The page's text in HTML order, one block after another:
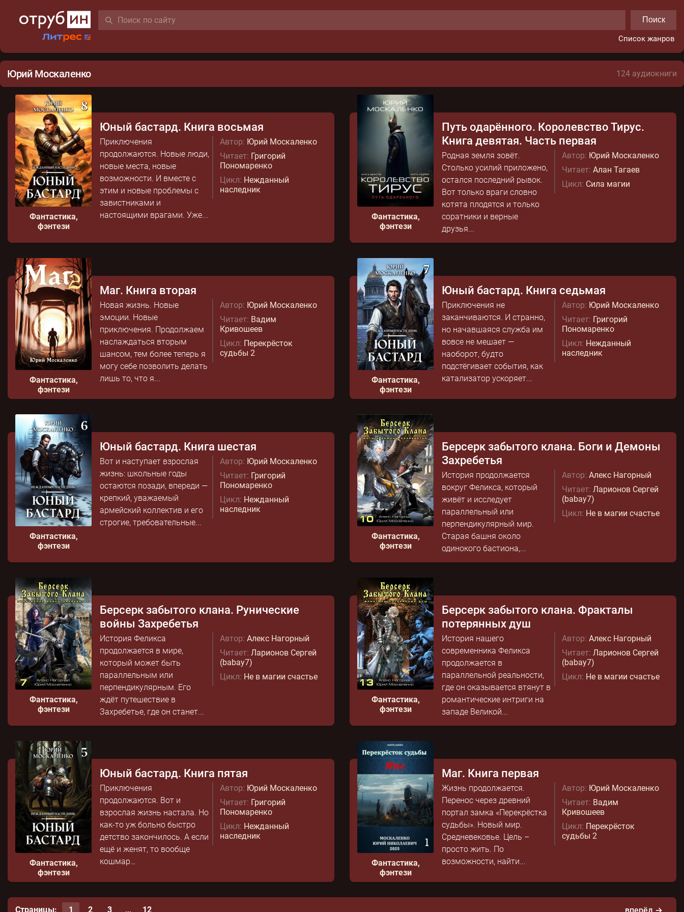
Поиск
Список жанров
Юрий Москаленко 124 аудиокниги
Фантастика,
фэнтези
Юный бастард. Книга восьмая
Автор: Юрий Москаленко
Читает: Григорий
Пономаренко
Цикл: Нежданный
наследник
Приключения
продолжаются. Новые люди,
новые места, новые
возможности. И вместе с
этим и новые проблемы с
завистниками и
настоящими врагами. Уже...
Фантастика,
фэнтези
Путь одарённого. Королевство Тирус.
Книга девятая. Часть первая
Автор: Юрий Москаленко
Читает: Алан Тагаев
Цикл: Сила магии
Родная земля зовёт.
Столько усилий приложено,
остался последний рывок.
Вот только враги словно
котята плодятся и только
соратники и верные
друзья...
Фантастика,
фэнтези
Маг. Книга вторая
Автор: Юрий Москаленко
Читает: Вадим
Кривошеев
Цикл: Перекрёсток
судьбы 2
Новая жизнь. Новые
эмоции. Новые
приключения. Продолжаем
наслаждаться вторым
шансом, тем более теперь я
могу себе позволить делать
лишь то, что я...
Фантастика,
фэнтези
Юный бастард. Книга седьмая
Автор: Юрий Москаленко
Читает: Григорий
Пономаренко
Цикл: Нежданный
наследник
Приключения не
заканчиваются. И странно,
но начавшаяся служба им
вовсе не мешает —
наоборот, будто
подстёгивает события, как
катализатор ускоряет...
Фантастика,
фэнтези
Юный бастард. Книга шестая
Автор: Юрий Москаленко
Читает: Григорий
Пономаренко
Цикл: Нежданный
наследник
Вот и наступает взрослая
жизнь: школьные годы
остаются позади, впереди —
крепкий, уважаемый
армейский коллектив и его
строгие, требовательные...
Фантастика,
фэнтези
Берсерк забытого клана. Боги и Демоны
Захребетья
Автор: Алекс Нагорный
Читает: Ларионов Сергей
(babay7)
Цикл: Не в магии счастье
История продолжается
вокруг Феликса, который
живёт и исследует
параллельный или
перпендикулярный мир.
Старая башня около
одинокого бастиона,...
Фантастика,
фэнтези
Берсерк забытого клана. Рунические
войны Захребетья
Автор: Алекс Нагорный
Читает: Ларионов Сергей
(babay7)
Цикл: Не в магии счастье
История Феликса
продолжается в мире,
который может быть
параллельным или
перпендикулярным. Его
ждёт путешествие в
Захребетье, где он станет...
Фантастика,
фэнтези
Берсерк забытого клана. Фракталы
потерянных душ
Автор: Алекс Нагорный
Читает: Ларионов Сергей
(babay7)
Цикл: Не в магии счастье
История нашего
современника Феликса
продолжается в
параллельной реальности,
где он оказывается втянут в
романтические интриги на
западе Великой...
Фантастика,
фэнтези
Юный бастард. Книга пятая
Автор: Юрий Москаленко
Читает: Григорий
Пономаренко
Цикл: Нежданный
наследник
Приключения
продолжаются. Вот и
взрослая жизнь настала. Но
как-то уж больно быстро
детство закончилось. А если
ещё и женят, то вообще
кошмар…
Фантастика,
фэнтези
Маг. Книга первая
Автор: Юрий Москаленко
Читает: Вадим
Кривошеев
Цикл: Перекрёсток
судьбы 2
Жизнь продолжается.
Перенос через древний
портал замка «Перекрёстка
судьбы». Новый мир.
Средневековье. Цель –
просто жить. По
возможности, найти...
Страницы: 1 2 3 ... 12